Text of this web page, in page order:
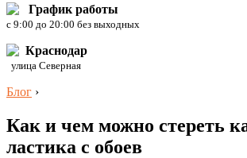
График работы
c 9:00 до 20:00 без выходных
Краснодар
улица Северная
Блог ›
Как и чем можно стереть
ластика с обоев